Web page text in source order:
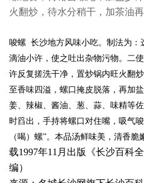
火翻炒，待水分稍干，加茶油
唆螺 长沙地方风味小吃。制法为：
滴油小许，使之吐出杂物污物。二
许反复搓洗干净，置炒锅内旺火翻
至香味四溢，螺口掩皮脱落，再加
姜、辣椒、酱油、葱、蒜、味精等
时舀出，手持将螺口对住嘴，吸气
（喝）螺”。本品汤鲜味美，清香脆
载1997年11月出版《长沙百科
编）